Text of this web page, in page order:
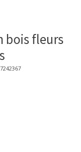
bois fleurs